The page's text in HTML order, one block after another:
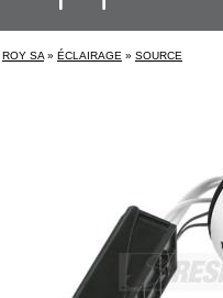
ROY SA » ÉCLAIRAGE » SOURCE